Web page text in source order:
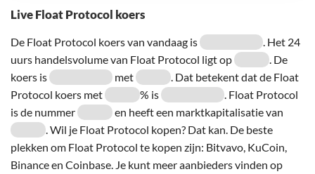
Live Float Protocol koers
De Float Protocol koers van vandaag is
. Het 24
uurs handelsvolume van Float Protocol ligt op
. De
koers is
met
. Dat betekent dat de Float
Protocol koers met
% is
. Float Protocol
is de nummer
en heeft een marktkapitalisatie van
. Wil je Float Protocol kopen? Dat kan. De beste
plekken om Float Protocol te kopen zijn: Bitvavo, KuCoin,
Binance en Coinbase. Je kunt meer aanbieders vinden op